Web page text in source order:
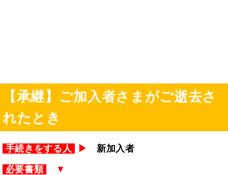
【承継】ご加入者さまがご逝去さ
れたとき
手続きをする人 ▶ 新加入者
必要書類 ▼